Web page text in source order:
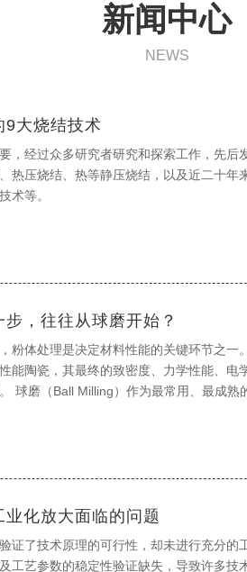
新闻中心
NEWS
9大烧结技术
，经过众多研究者研究和探索工作，先后
热压烧结、热等静压烧结，以及近二十年
术等。
，往往从球磨开始？
粉体处理是决定材料性能的关键环节之一
能陶瓷，其最终的致密度、力学性能、电
一，广
、配方混合及浆料制备阶段。本文将对先
业化放大面临的问题
证了技术原理的可行性，却未进行充分的
工艺参数的稳定性验证缺失，导致许多技